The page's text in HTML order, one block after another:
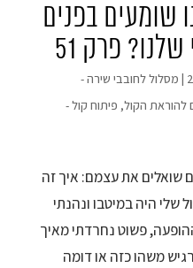
שומעים בפנים
פרק 51
| מסלול לחובבי שירה -
להוראת הקול, פיתוח קול -
שואלים את עצמם: איך זה
שלי היה במיטבו ונהנתי
פשוט נחרדתי מאיך
משהו כזה או דומה